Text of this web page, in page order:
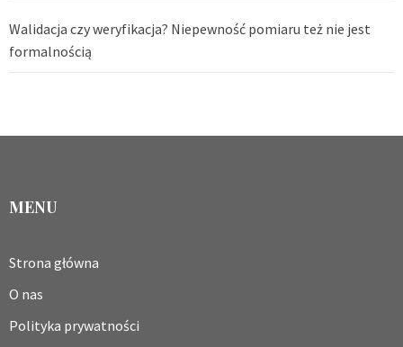
Walidacja czy weryfikacja? Niepewność pomiaru też nie jest
formalnością
MENU
Strona główna
O nas
Polityka prywatności